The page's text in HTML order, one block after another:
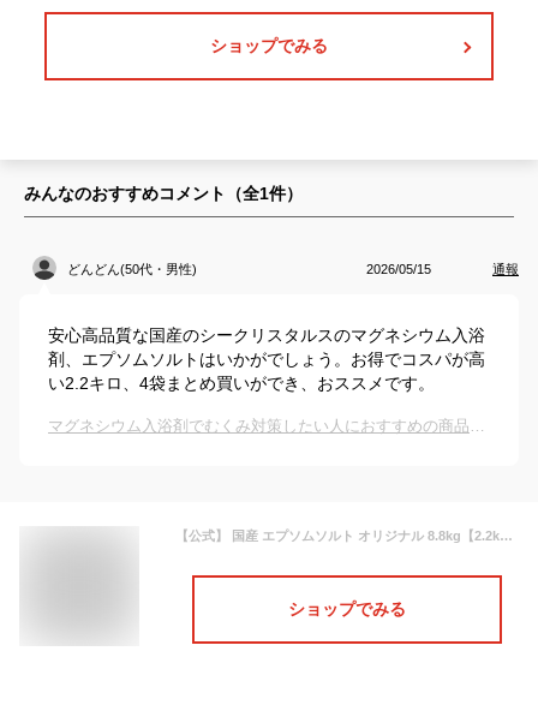
ショップでみる
みんなのおすすめコメント（全1件）
どんどん(50代・男性) 2026/05/15 通報
安心高品質な国産のシークリスタルスのマグネシウム入浴
剤、エプソムソルトはいかがでしょう。お得でコスパが高
い2.2キロ、4袋まとめ買いができ、おススメです。
マグネシウム入浴剤でむくみ対策したい人におすすめの商品は？
【公式】 国産 エプソムソルト オリジナル 8.8kg【2.2kg×4袋】 大容量 小分け 入浴剤 無添加 無香料 マグネシウム シークリスタルス バスソルト 食品添加物グレード 計量スプーン付
ショップでみる